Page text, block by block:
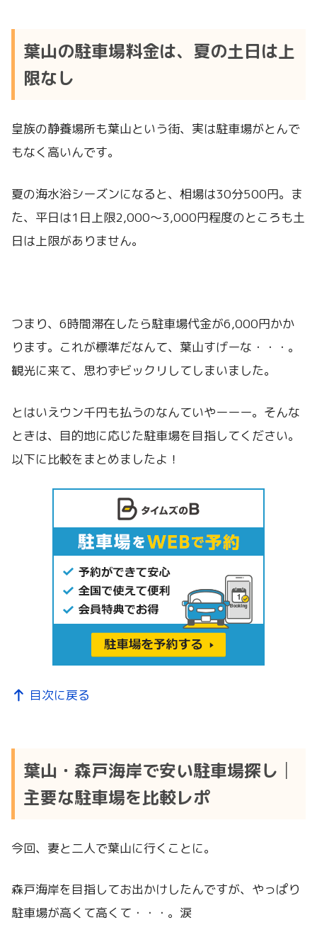
葉山の駐車場料金は、夏の土日は上
限なし
皇族の静養場所も葉山という街、実は駐車場がとんで
もなく高いんです。
夏の海水浴シーズンになると、相場は30分500円。ま
た、平日は1日上限2,000〜3,000円程度のところも土
日は上限がありません。
つまり、6時間滞在したら駐車場代金が6,000円かか
ります。これが標準だなんて、葉山すげーな・・・。
観光に来て、思わずビックリしてしまいました。
とはいえウン千円も払うのなんていやーーー。そんな
ときは、目的地に応じた駐車場を目指してください。
以下に比較をまとめましたよ！
目次に戻る
葉山・森戸海岸で安い駐車場探し│
主要な駐車場を比較レポ
今回、妻と二人で葉山に行くことに。
森戸海岸を目指してお出かけしたんですが、やっぱり
駐車場が高くて高くて・・・。涙